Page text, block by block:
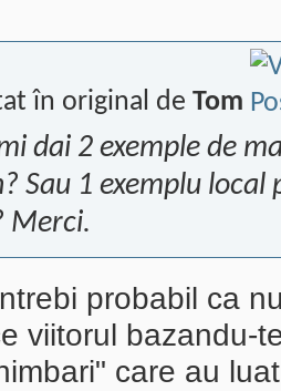
în original de Tom
dai 2 exemple de
Sau 1 exemplu
Merci.
probabil ca
viitorul bazandu-
care au